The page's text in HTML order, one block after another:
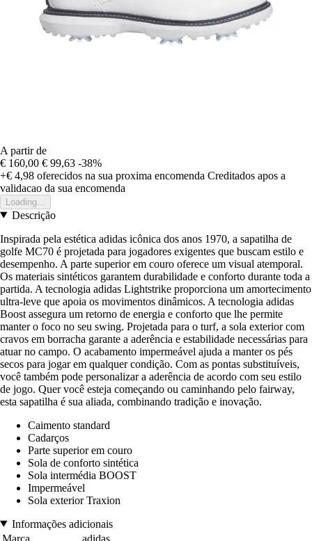
A partir de
€ 160,00 € 99,63 -38%
+€ 4,98 oferecidos na sua proxima encomenda Creditados apos a
validacao da sua encomenda
Loading...
Descrição
Inspirada pela estética adidas icônica dos anos 1970, a sapatilha de
golfe MC70 é projetada para jogadores exigentes que buscam estilo e
desempenho. A parte superior em couro oferece um visual atemporal.
Os materiais sintéticos garantem durabilidade e conforto durante toda a
partida. A tecnologia adidas Lightstrike proporciona um amortecimento
ultra-leve que apoia os movimentos dinâmicos. A tecnologia adidas
Boost assegura um retorno de energia e conforto que lhe permite
manter o foco no seu swing. Projetada para o turf, a sola exterior com
cravos em borracha garante a aderência e estabilidade necessárias para
atuar no campo. O acabamento impermeável ajuda a manter os pés
secos para jogar em qualquer condição. Com as pontas substituíveis,
você também pode personalizar a aderência de acordo com seu estilo
de jogo. Quer você esteja começando ou caminhando pelo fairway,
esta sapatilha é sua aliada, combinando tradição e inovação.
Caimento standard
Cadarços
Parte superior em couro
Sola de conforto sintética
Sola intermédia BOOST
Impermeável
Sola exterior Traxion
Informações adicionais
Marca
adidas